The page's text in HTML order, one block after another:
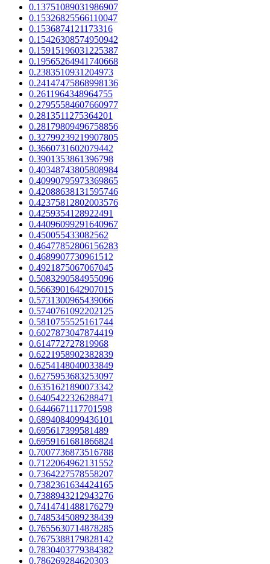
0.13751089031986907
0.15326825566110047
0.1536874121173316
0.15426308574950942
0.15915196031225387
0.19565264941740668
0.2383510931204973
0.24147475868998136
0.2611964348964755
0.27955584607660977
0.2813511275364201
0.28179809496758856
0.32799239219907805
0.3660731602079442
0.3901353861396798
0.40348743805808984
0.40990795973369865
0.42088638131595746
0.42375812802003576
0.4259354128922491
0.44096099291640967
0.450055433082562
0.46477852806156283
0.4689907730961512
0.4921875067067045
0.5083290584955096
0.5663901642907015
0.5731300965439066
0.5740761092202125
0.5810755525161744
0.6027873047874419
0.614772727819968
0.6221958902382839
0.6254148040033849
0.6275953683253097
0.6351621890073342
0.6405422326288471
0.6446671117701598
0.6894084099436101
0.695617399581489
0.6959161681866824
0.7007736873516788
0.7122064962131552
0.7364227578558207
0.7382361634424165
0.7388943212943276
0.7414741488176279
0.7485345089238439
0.7655630714878285
0.7675388179828142
0.7830403779384382
0.786269284620303